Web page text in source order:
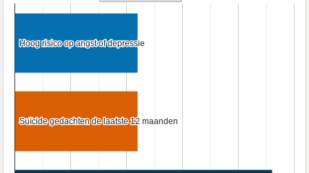
Hoog risico op angst of depressie
Hoog risico op angst of depressie
Suïcide gedachten de laatste 12 maanden
Suïcide gedachten de laatste 12 maanden